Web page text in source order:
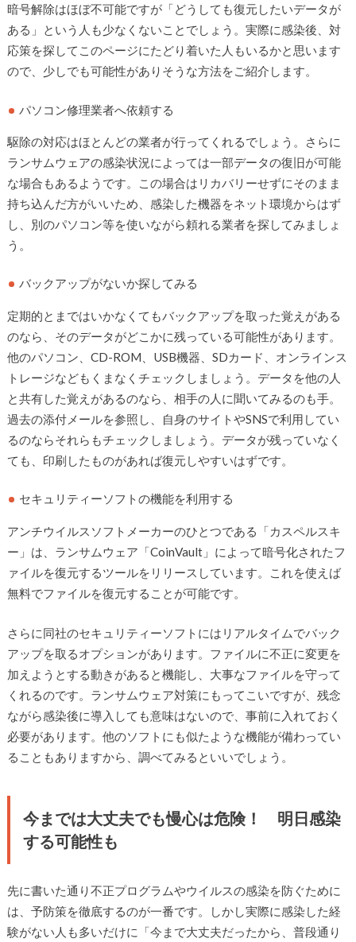
暗号解除はほぼ不可能ですが「どうしても復元したいデータが
ある」という人も少なくないことでしょう。実際に感染後、対
応策を探してこのページにたどり着いた人もいるかと思います
ので、少しでも可能性がありそうな方法をご紹介します。
パソコン修理業者へ依頼する
駆除の対応はほとんどの業者が行ってくれるでしょう。さらに
ランサムウェアの感染状況によっては一部データの復旧が可能
な場合もあるようです。この場合はリカバリーせずにそのまま
持ち込んだ方がいいため、感染した機器をネット環境からはず
し、別のパソコン等を使いながら頼れる業者を探してみましょ
う。
バックアップがないか探してみる
定期的とまではいかなくてもバックアップを取った覚えがある
のなら、そのデータがどこかに残っている可能性があります。
他のパソコン、CD-ROM、USB機器、SDカード、オンラインス
トレージなどもくまなくチェックしましょう。データを他の人
と共有した覚えがあるのなら、相手の人に聞いてみるのも手。
過去の添付メールを参照し、自身のサイトやSNSで利用してい
るのならそれらもチェックしましょう。データが残っていなく
ても、印刷したものがあれば復元しやすいはずです。
セキュリティーソフトの機能を利用する
アンチウイルスソフトメーカーのひとつである「カスペルスキ
ー」は、ランサムウェア「CoinVault」によって暗号化されたフ
ァイルを復元するツールをリリースしています。これを使えば
無料でファイルを復元することが可能です。
さらに同社のセキュリティーソフトにはリアルタイムでバック
アップを取るオプションがあります。ファイルに不正に変更を
加えようとする動きがあると機能し、大事なファイルを守って
くれるのです。ランサムウェア対策にもってこいですが、残念
ながら感染後に導入しても意味はないので、事前に入れておく
必要があります。他のソフトにも似たような機能が備わってい
ることもありますから、調べてみるといいでしょう。
今までは大丈夫でも慢心は危険！ 明日感染
する可能性も
先に書いた通り不正プログラムやウイルスの感染を防ぐために
は、予防策を徹底するのが一番です。しかし実際に感染した経
験がない人も多いだけに「今まで大丈夫だったから、普段通り